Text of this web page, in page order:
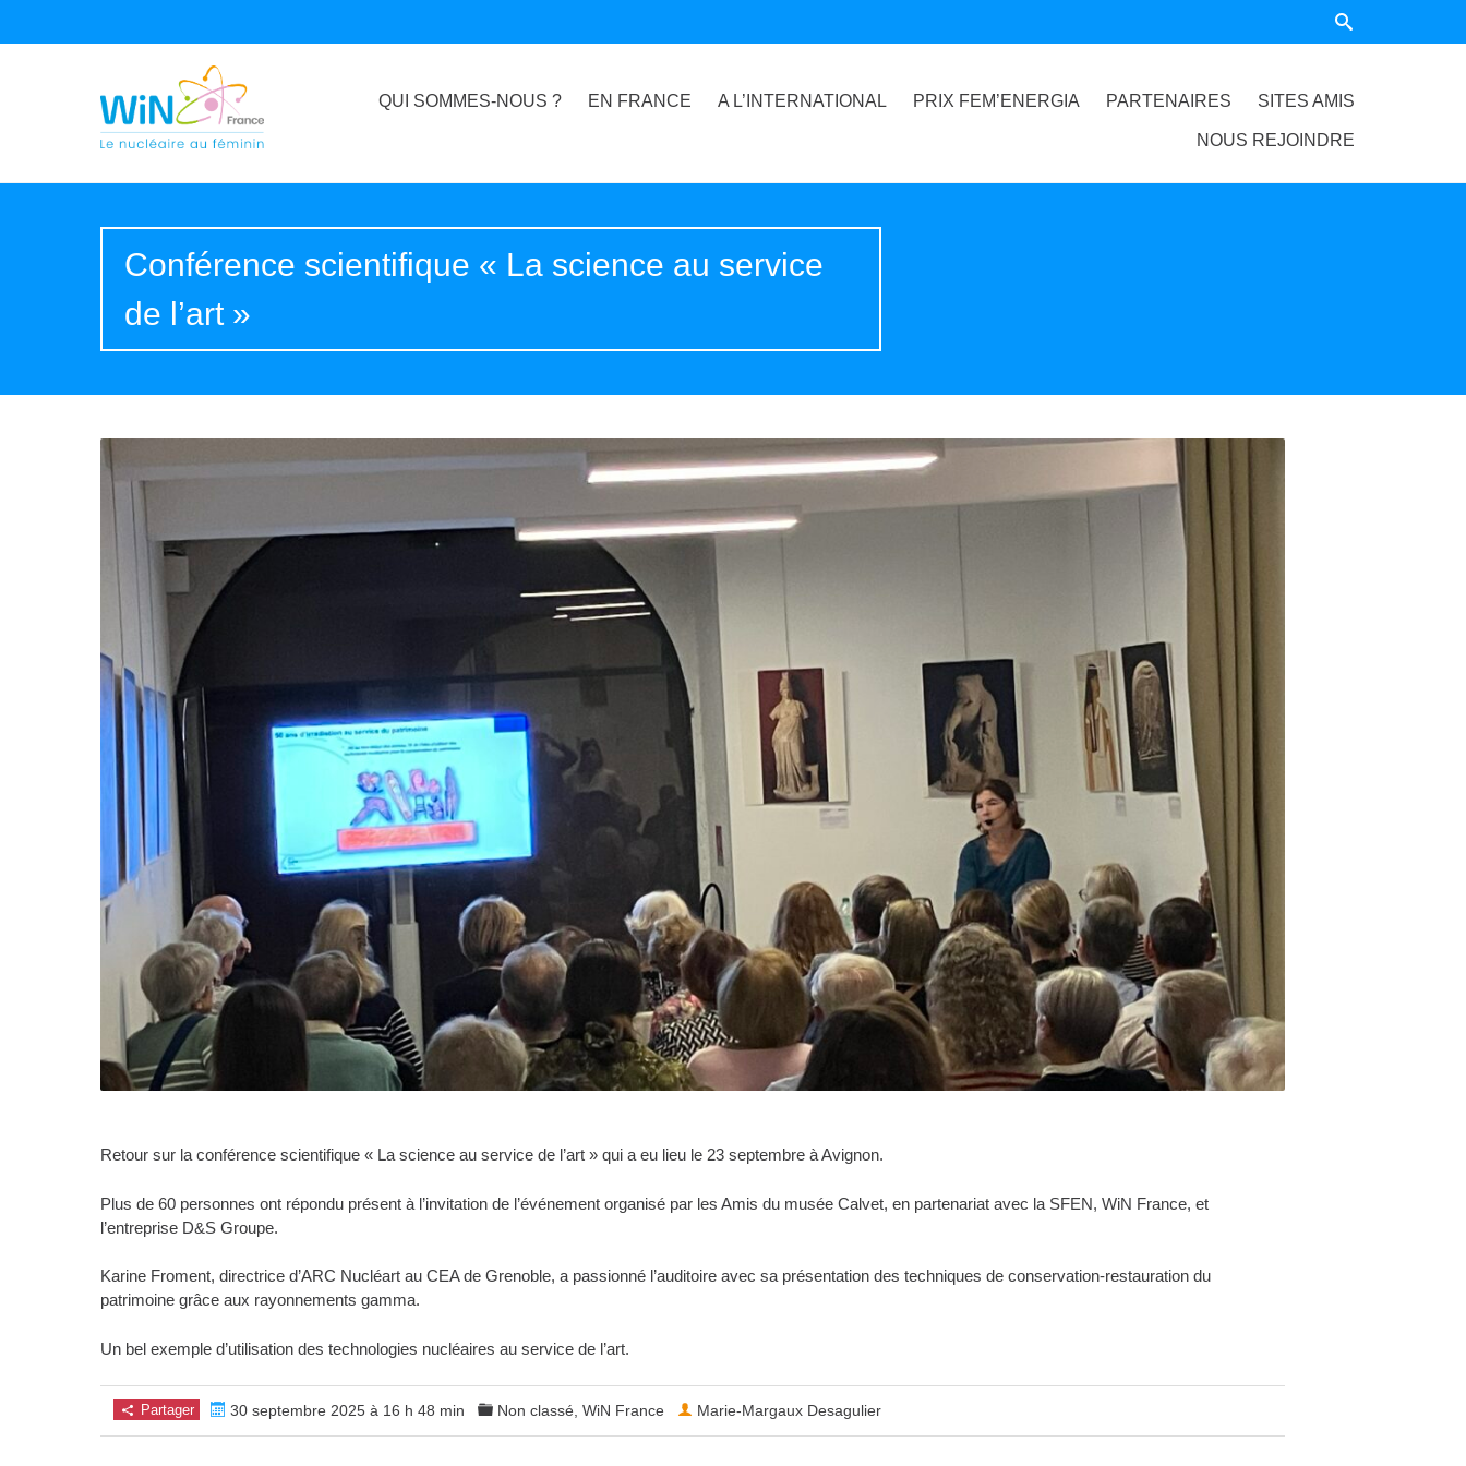
QUI SOMMES-NOUS ? EN FRANCE A L’INTERNATIONAL PRIX FEM’ENERGIA PARTENAIRES SITES AMIS
NOUS REJOINDRE
Conférence scientifique « La science au service
de l’art »
Retour sur la conférence scientifique « La science au service de l’art » qui a eu lieu le 23 septembre à Avignon.
Plus de 60 personnes ont répondu présent à l’invitation de l’événement organisé par les Amis du musée Calvet, en partenariat avec la SFEN, WiN France, et
l’entreprise D&S Groupe.
Karine Froment, directrice d’ARC Nucléart au CEA de Grenoble, a passionné l’auditoire avec sa présentation des techniques de conservation-restauration du
patrimoine grâce aux rayonnements gamma.
Un bel exemple d’utilisation des technologies nucléaires au service de l’art.
Partager 30 septembre 2025 à 16 h 48 min Non classé, WiN France Marie-Margaux Desagulier